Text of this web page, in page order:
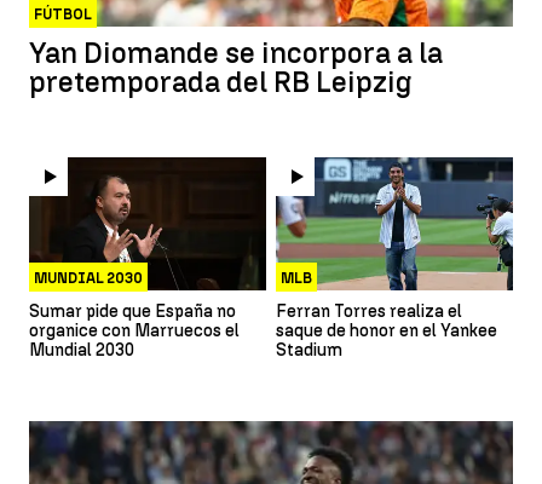
FÚTBOL
Yan Diomande se incorpora a la
pretemporada del RB Leipzig
MUNDIAL 2030
Sumar pide que España no
organice con Marruecos el
Mundial 2030
MLB
Ferran Torres realiza el
saque de honor en el Yankee
Stadium